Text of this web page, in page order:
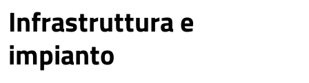
Infrastruttura e
impianto